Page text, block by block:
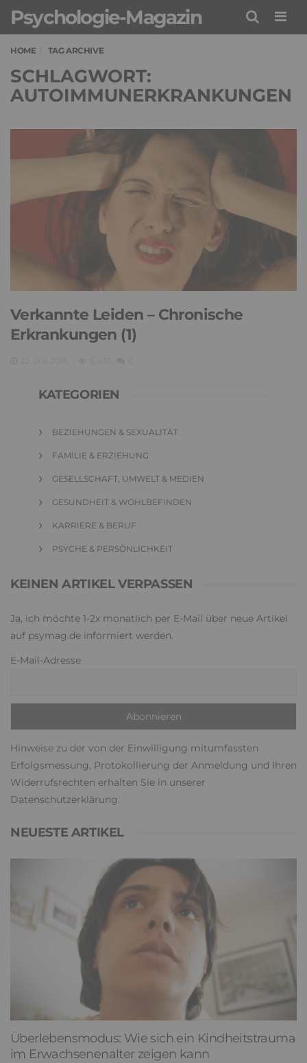
Psychologie-Magazin
HOME TAG ARCHIVE
SCHLAGWORT:
AUTOIMMUNERKRANKUNGEN
Verkannte Leiden – Chronische
Erkrankungen (1)
KATEGORIEN
BEZIEHUNGEN & SEXUALITÄT
FAMILIE & ERZIEHUNG
GESELLSCHAFT, UMWELT & MEDIEN
GESUNDHEIT & WOHLBEFINDEN
KARRIERE & BERUF
PSYCHE & PERSÖNLICHKEIT
KEINEN ARTIKEL VERPASSEN
Ja, ich möchte 1-2x monatlich per E-Mail über neue Artikel
auf psymag.de informiert werden.
E-Mail-Adresse
Hinweise zu der von der Einwilligung mitumfassten
Erfolgsmessung, Protokollierung der Anmeldung und Ihren
Widerrufsrechten erhalten Sie in unserer
Datenschutzerklärung.
NEUESTE ARTIKEL
Überlebensmodus: Wie sich ein Kindheitstrauma
im Erwachsenenalter zeigen kann